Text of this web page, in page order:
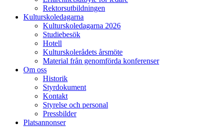
Rektorsutbildningen
Kulturskoledagarna
Kulturskoledagarna 2026
Studiebesök
Hotell
Kulturskolerådets årsmöte
Material från genomförda konferenser
Om oss
Historik
Styrdokument
Kontakt
Styrelse och personal
Pressbilder
Platsannonser